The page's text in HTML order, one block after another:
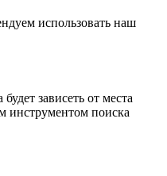
использовать наш
зависеть от места
инструментом поиска